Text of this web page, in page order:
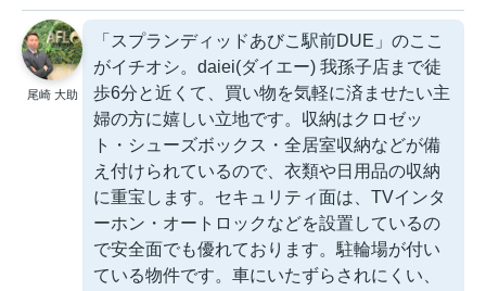
尾崎 大助
「スプランディッドあびこ駅前DUE」のここ
がイチオシ。daiei(ダイエー) 我孫子店まで徒
歩6分と近くて、買い物を気軽に済ませたい主
婦の方に嬉しい立地です。収納はクロゼッ
ト・シューズボックス・全居室収納などが備
え付けられているので、衣類や日用品の収納
に重宝します。セキュリティ面は、TVインタ
ーホン・オートロックなどを設置しているの
で安全面でも優れております。駐輪場が付い
ている物件です。車にいたずらされにくい、